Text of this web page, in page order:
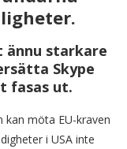
starkare
Skype
fasas ut.
möta EU-kraven
i USA inte